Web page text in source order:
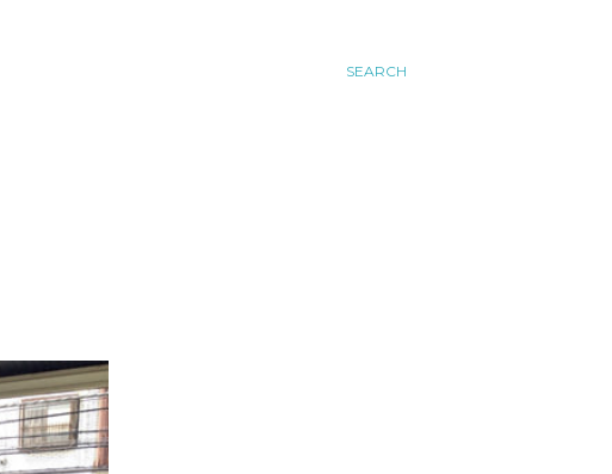
SEARCH